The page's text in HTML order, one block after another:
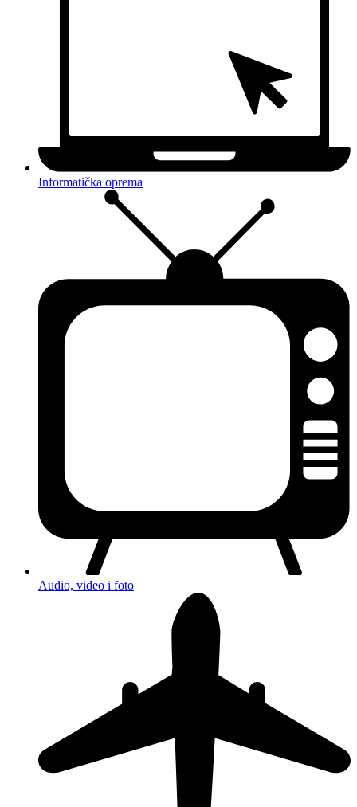
Informatička oprema
Audio, video i foto